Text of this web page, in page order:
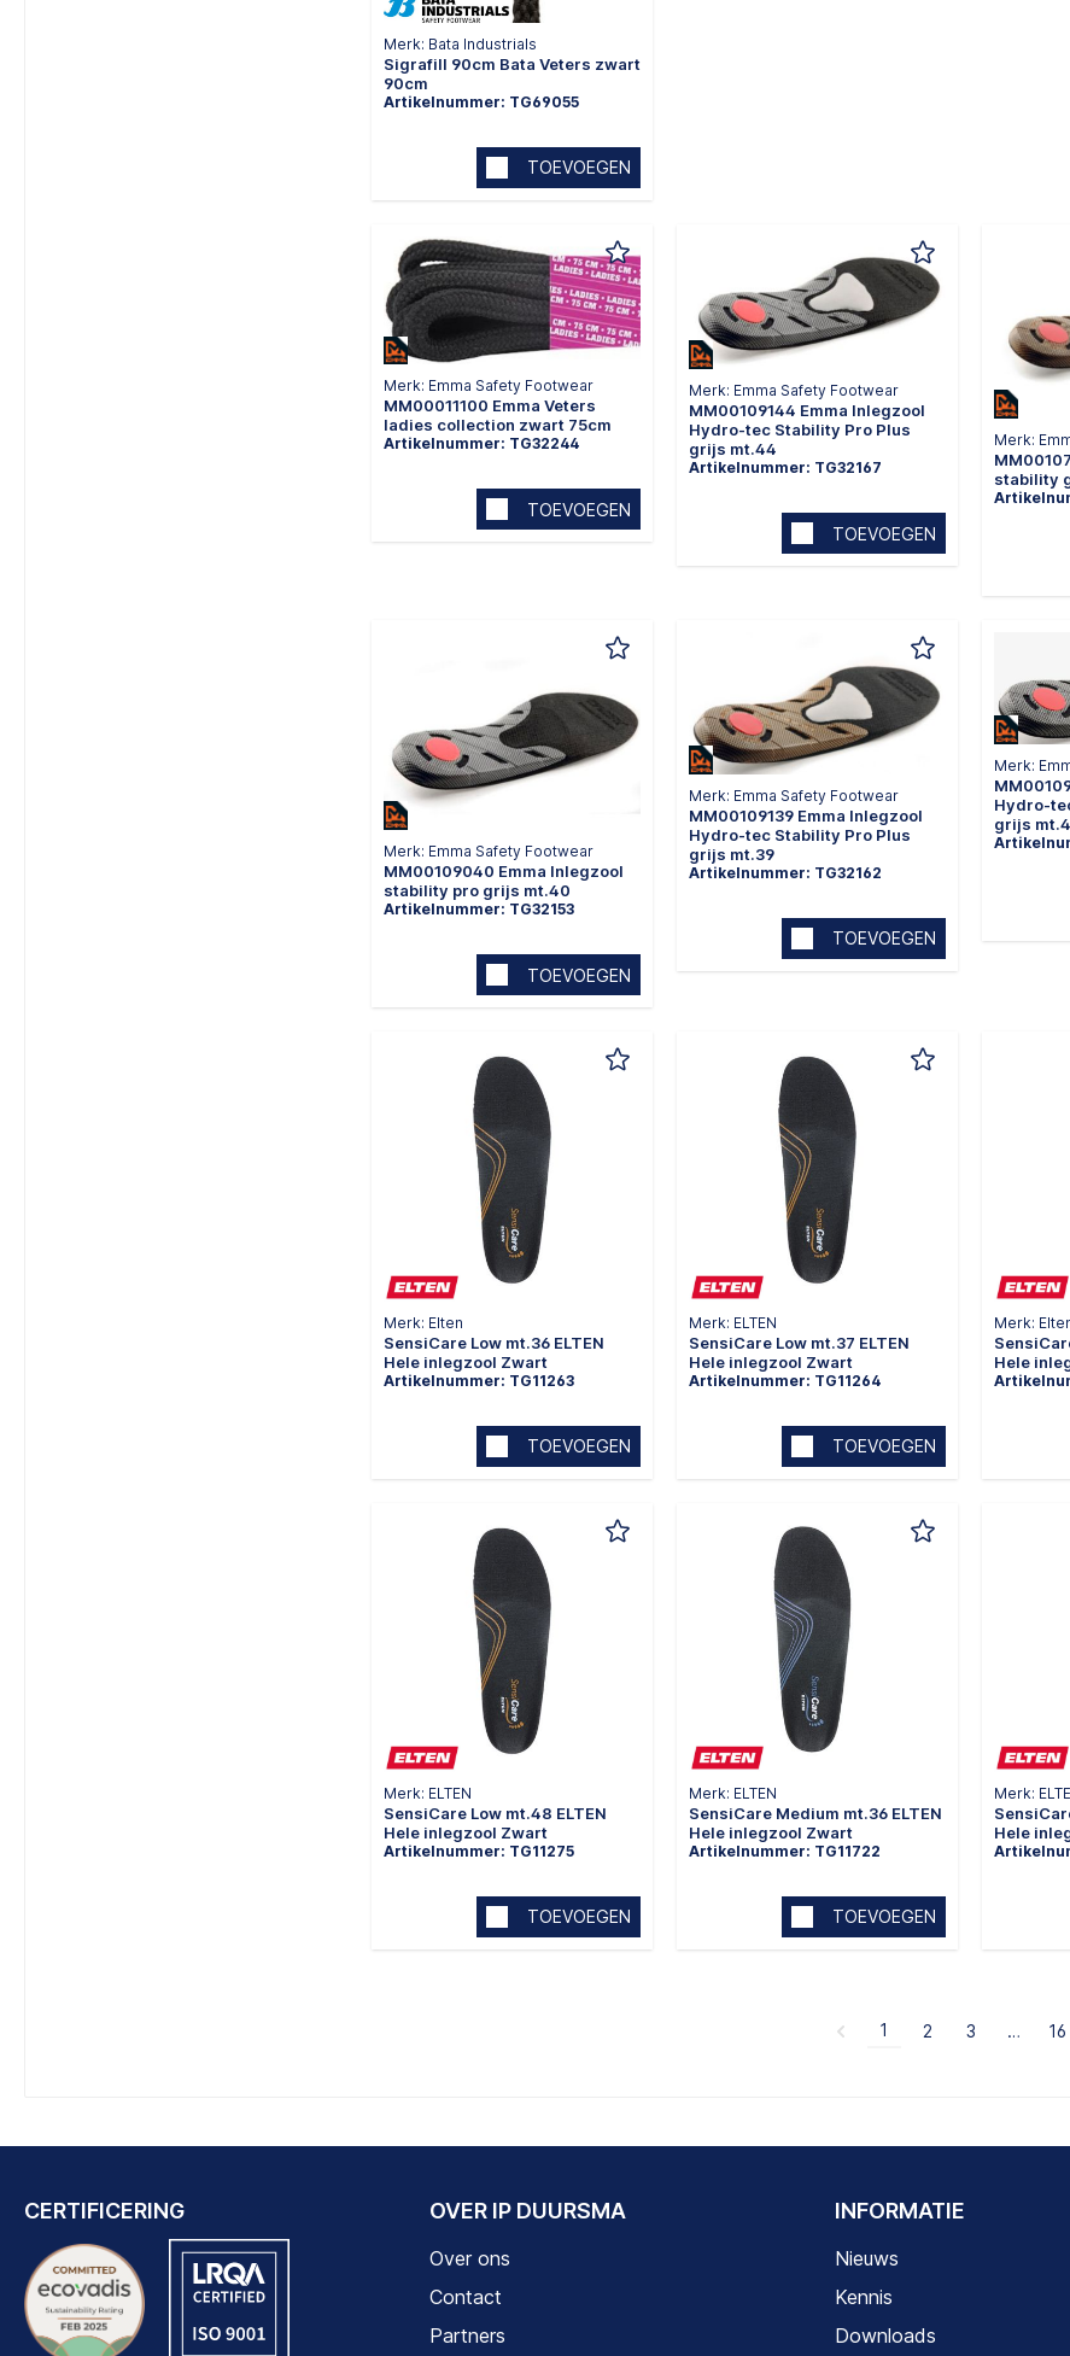
Merk: Bata Industrials
Sigrafill 90cm Bata Veters zwart
90cm
Artikelnummer: TG69055
TOEVOEGEN
Merk: Emma Safety Footwear
MM00011100 Emma Veters
ladies collection zwart 75cm
Artikelnummer: TG32244
TOEVOEGEN
Merk: Emma Safety Footwear
MM00109144 Emma Inlegzool
Hydro-tec Stability Pro Plus
grijs mt.44
Artikelnummer: TG32167
TOEVOEGEN
Merk:
stability
Merk: Emma Safety Footwear
MM00109040 Emma Inlegzool
stability pro grijs mt.40
Artikelnummer: TG32153
TOEVOEGEN
Merk: Emma Safety Footwear
MM00109139 Emma Inlegzool
Hydro-tec Stability Pro Plus
grijs mt.39
Artikelnummer: TG32162
TOEVOEGEN
Merk:
Hydro-
grijs
Merk: Elten
SensiCare Low mt.36 ELTEN
Hele inlegzool Zwart
Artikelnummer: TG11263
TOEVOEGEN
Merk: ELTEN
SensiCare Low mt.37 ELTEN
Hele inlegzool Zwart
Artikelnummer: TG11264
TOEVOEGEN
Merk:
Hele
Merk: ELTEN
SensiCare Low mt.48 ELTEN
Hele inlegzool Zwart
Artikelnummer: TG11275
TOEVOEGEN
Merk: ELTEN
SensiCare Medium mt.36 ELTEN
Hele inlegzool Zwart
Artikelnummer: TG11722
TOEVOEGEN
Merk:
Hele
1 2 3 … 16
OVER IP DUURSMA
Over ons
Contact
Partners
INFORMATIE
Nieuws
Kennis
Downloads
CERTIFICERING